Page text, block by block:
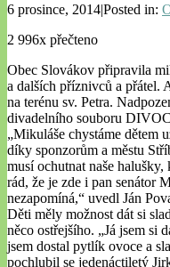
6 prosince, 2014|Posted in:
2 996x přečteno
Obec Slovákov připravila
a dalších příznivců a přátel.
na terénu sv. Petra.
divadelního souboru
„Mikuláše chystáme dětem
díky sponzorům a městu
musí ochutnat naše
rád, že je zde i pan senátor
nezapomíná,“ uvedl Ján
Děti měly možnost dát si
něco ostřejšího. „Já jsem si
jsem dostal pytlík ovoce a
pochlubil se jedenáctiletý